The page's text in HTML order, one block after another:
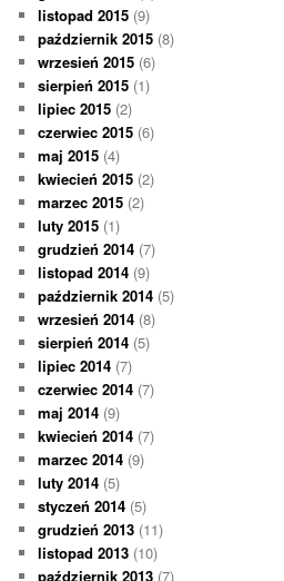
listopad 2015 (9)
październik 2015 (8)
wrzesień 2015 (6)
sierpień 2015 (1)
lipiec 2015 (2)
czerwiec 2015 (6)
maj 2015 (4)
kwiecień 2015 (2)
marzec 2015 (2)
luty 2015 (1)
grudzień 2014 (7)
listopad 2014 (9)
październik 2014 (5)
wrzesień 2014 (8)
sierpień 2014 (5)
lipiec 2014 (7)
czerwiec 2014 (7)
maj 2014 (9)
kwiecień 2014 (7)
marzec 2014 (9)
luty 2014 (5)
styczeń 2014 (5)
grudzień 2013 (11)
listopad 2013 (10)
październik 2013 (7)